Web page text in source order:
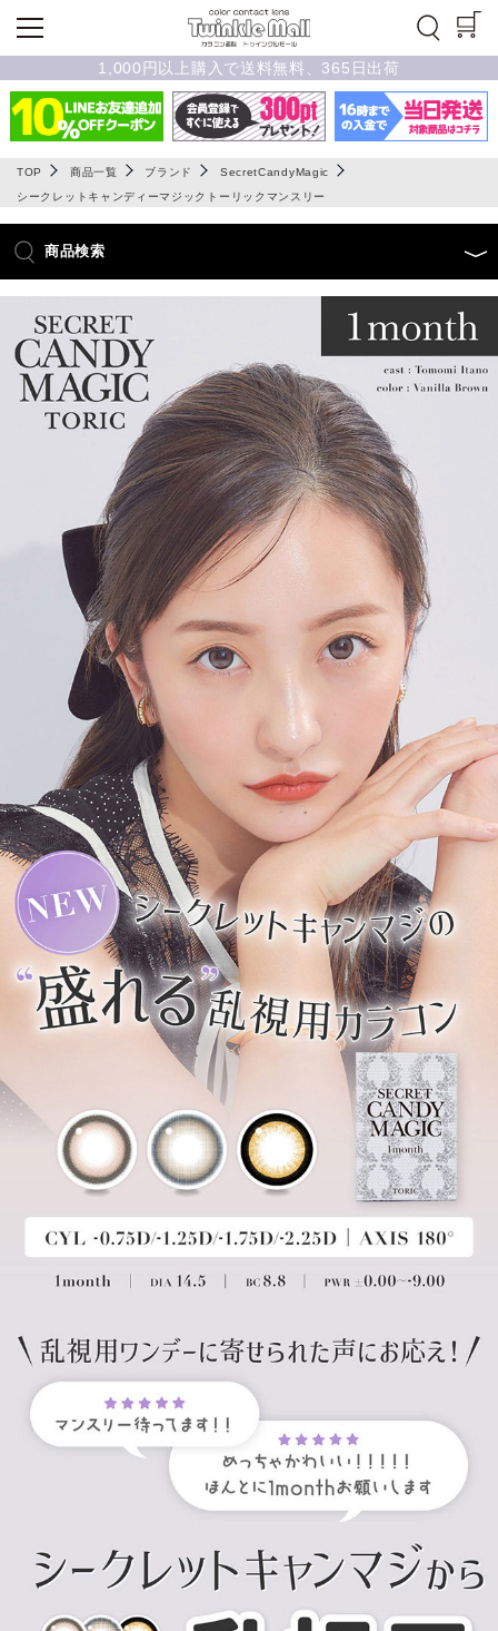
1,000円以上購入で送料無料、365日出荷
TOP 商品一覧 ブランド
SecretCandyMagic
シークレットキャンディーマジックトーリックマンスリー
商品検索